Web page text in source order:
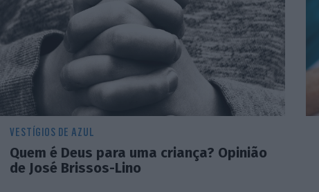
VESTÍGIOS DE AZUL
Quem é Deus para uma criança? Opinião
de José Brissos-Lino